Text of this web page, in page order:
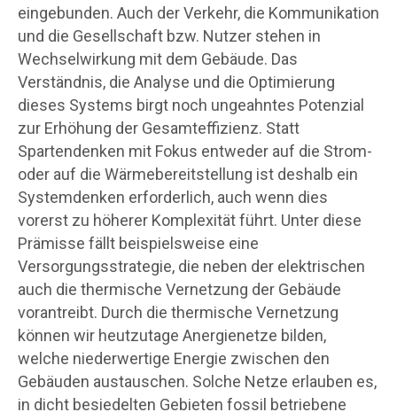
eingebunden. Auch der Verkehr, die Kommunikation
und die Gesellschaft bzw. Nutzer stehen in
Wechselwirkung mit dem Gebäude. Das
Verständnis, die Analyse und die Optimierung
dieses Systems birgt noch ungeahntes Potenzial
zur Erhöhung der Gesamteffizienz. Statt
Spartendenken mit Fokus entweder auf die Strom-
oder auf die Wärmebereitstellung ist deshalb ein
Systemdenken erforderlich, auch wenn dies
vorerst zu höherer Komplexität führt. Unter diese
Prämisse fällt beispielsweise eine
Versorgungsstrategie, die neben der elektrischen
auch die thermische Vernetzung der Gebäude
vorantreibt. Durch die thermische Vernetzung
können wir heutzutage Anergienetze bilden,
welche niederwertige Energie zwischen den
Gebäuden austauschen. Solche Netze erlauben es,
in dicht besiedelten Gebieten fossil betriebene